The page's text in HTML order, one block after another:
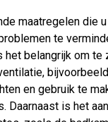
maatregelen die
te
het belangrijk om te
en gebruik te
Daarnaast is het